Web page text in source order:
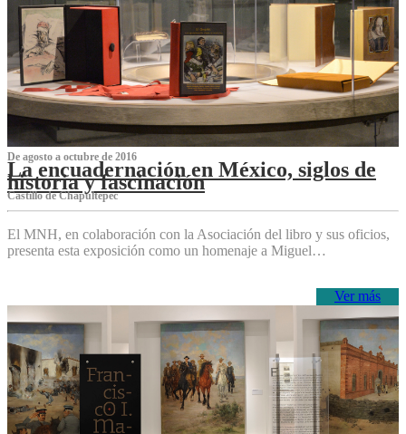
De agosto a octubre de 2016
La encuadernación en México, siglos de
historia y fascinación
Castillo de Chapultepec
El MNH, en colaboración con la Asociación del libro y sus oficios,
presenta esta exposición como un homenaje a Miguel…
Ver más